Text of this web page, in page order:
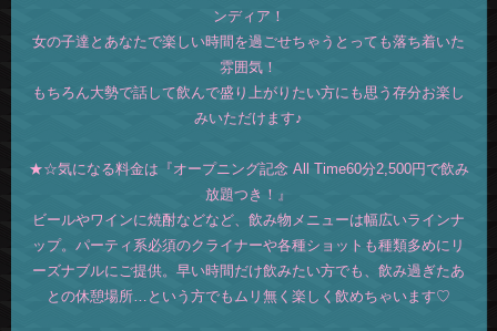
ンディア！
女の子達とあなたで楽しい時間を過ごせちゃうとっても落ち着いた
雰囲気！
もちろん大勢で話して飲んで盛り上がりたい方にも思う存分お楽し
みいただけます♪
★☆気になる料金は『オープニング記念 All Time60分2,500円で飲み
放題つき！』
ビールやワインに焼酎などなど、飲み物メニューは幅広いラインナ
ップ。パーティ系必須のクライナーや各種ショットも種類多めにリ
ーズナブルにご提供。早い時間だけ飲みたい方でも、飲み過ぎたあ
との休憩場所…という方でもムリ無く楽しく飲めちゃいます♡